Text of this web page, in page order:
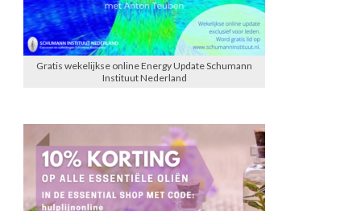
Gratis wekelijkse online Energy Update Schumann
Instituut Nederland